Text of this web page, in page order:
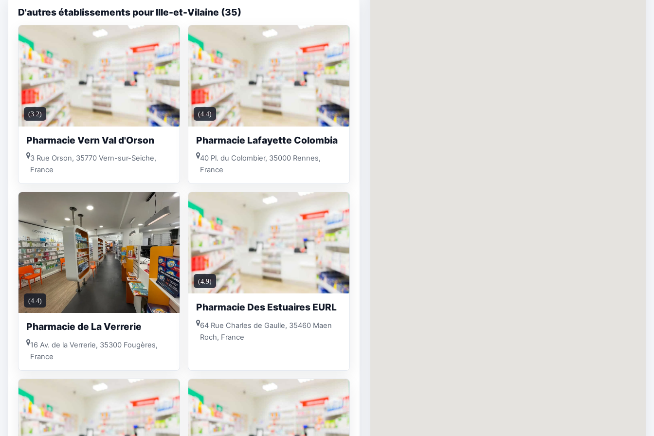
D'autres établissements pour Ille-et-Vilaine (35)
(3.2)
Pharmacie Vern Val d'Orson
3 Rue Orson, 35770 Vern-sur-Seiche,
France
(4.4)
Pharmacie Lafayette Colombia
40 Pl. du Colombier, 35000 Rennes,
France
(4.4)
Pharmacie de La Verrerie
16 Av. de la Verrerie, 35300 Fougères,
France
(4.9)
Pharmacie Des Estuaires EURL
64 Rue Charles de Gaulle, 35460 Maen
Roch, France